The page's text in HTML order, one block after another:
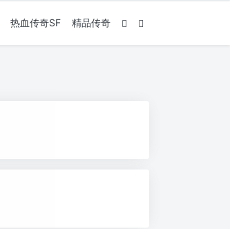
热血传奇SF 精品传奇